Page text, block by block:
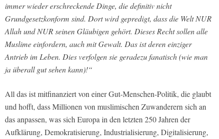
immer wieder erschreckende Dinge, die definitiv nicht
Grundgesetzkonform sind. Dort wird gepredigt, dass die Welt NUR
Allah und NUR seinen Gläubigen gehört. Dieses Recht sollen alle
Muslime einfordern, auch mit Gewalt. Das ist deren einziger
Antrieb im Leben. Dies verfolgen sie geradezu fanatisch (wie man
ja überall gut sehen kann)!“
All das ist mitfinanziert von einer Gut-Menschen-Politik, die glaubt
und hofft, dass Millionen von muslimischen Zuwanderern sich an
das anpassen, was sich Europa in den letzten 250 Jahren der
Aufklärung, Demokratisierung, Industrialisierung, Digitalisierung,